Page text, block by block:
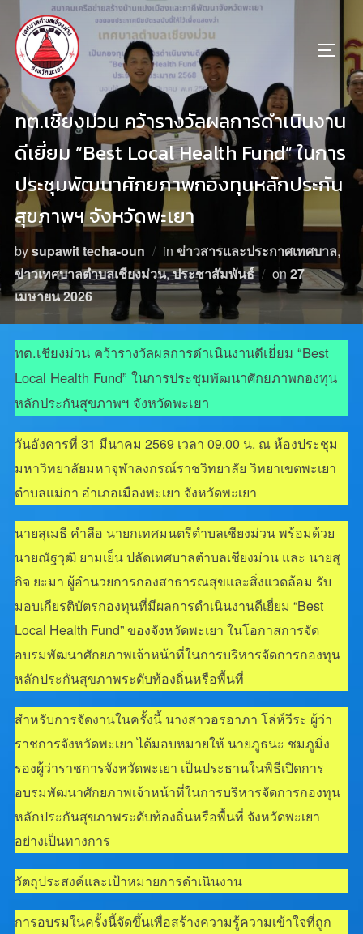
ทต.เชียงม่วน คว้ารางวัลผลการดำเนินงาน
ดีเยี่ยม “Best Local Health Fund” ในการ
ประชุมพัฒนาศักยภาพกองทุนหลักประกัน
สุขภาพฯ จังหวัดพะเยา
bysupawit techa-oun in ข่าวสารและประกาศเทศบาล,
ข่าวเทศบาลตำบลเชียงม่วน,ประชาสัมพันธ์ on 27
เมษายน 2026
ทต.เชียงม่วน คว้ารางวัลผลการดำเนินงานดีเยี่ยม “Best
Local Health Fund” ในการประชุมพัฒนาศักยภาพกองทุน
หลักประกันสุขภาพฯ จังหวัดพะเยา
วันอังคารที่ 31 มีนาคม 2569 เวลา 09.00 น. ณ ห้องประชุม
มหาวิทยาลัยมหาจุฬาลงกรณ์ราชวิทยาลัย วิทยาเขตพะเยา
ตำบลแม่กา อำเภอเมืองพะเยา จังหวัดพะเยา
นายสุเมธี คำลือ นายกเทศมนตรีตำบลเชียงม่วน พร้อมด้วย
นายณัฐวุฒิ ยามเย็น ปลัดเทศบาลตำบลเชียงม่วน และ นายสุ
กิจ ยะมา ผู้อำนวยการกองสาธารณสุขและสิ่งแวดล้อม รับ
มอบเกียรติบัตรกองทุนที่มีผลการดำเนินงานดีเยี่ยม “Best
Local Health Fund” ของจังหวัดพะเยา ในโอกาสการจัด
อบรมพัฒนาศักยภาพเจ้าหน้าที่ในการบริหารจัดการกองทุน
หลักประกันสุขภาพระดับท้องถิ่นหรือพื้นที่
สำหรับการจัดงานในครั้งนี้ นางสาวอรอาภา โล่ห์วีระ ผู้ว่า
ราชการจังหวัดพะเยา ได้มอบหมายให้ นายภูธนะ ชมภูมิ่ง
รองผู้ว่าราชการจังหวัดพะเยา เป็นประธานในพิธีเปิดการ
อบรมพัฒนาศักยภาพเจ้าหน้าที่ในการบริหารจัดการกองทุน
หลักประกันสุขภาพระดับท้องถิ่นหรือพื้นที่ จังหวัดพะเยา
อย่างเป็นทางการ
วัตถุประสงค์และเป้าหมายการดำเนินงาน
การอบรมในครั้งนี้จัดขึ้นเพื่อสร้างความรู้ความเข้าใจที่ถูก